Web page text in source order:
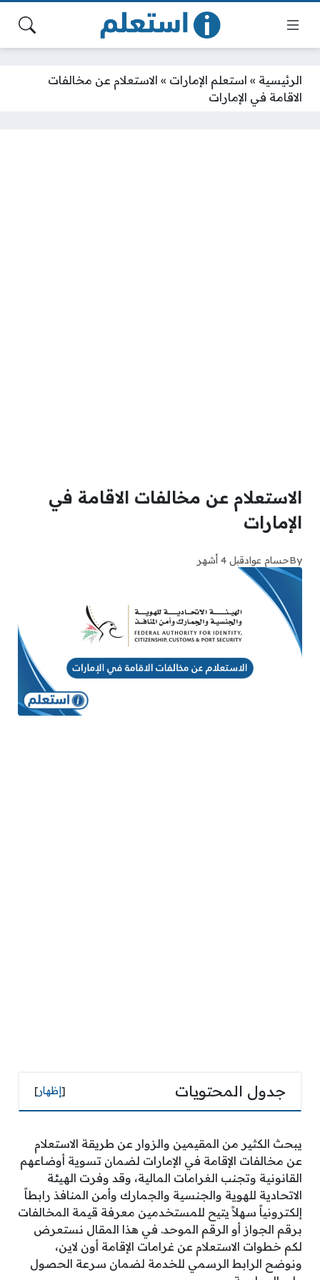
الرئيسية » استعلم الإمارات » الاستعلام عن مخالفات
الاقامة في الإمارات
الاستعلام عن مخالفات الاقامة في
الإمارات
Byحسام عوادقبل 4 أشهر
جدول المحتويات [إظهار]
يبحث الكثير من المقيمين والزوار عن طريقة الاستعلام
عن مخالفات الإقامة في الإمارات لضمان تسوية أوضاعهم
القانونية وتجنب الغرامات المالية، وقد وفرت الهيئة
الاتحادية للهوية والجنسية والجمارك وأمن المنافذ رابطاً
إلكترونياً سهلاً يتيح للمستخدمين معرفة قيمة المخالفات
برقم الجواز أو الرقم الموحد. في هذا المقال نستعرض
لكم خطوات الاستعلام عن غرامات الإقامة أون لاين،
ونوضح الرابط الرسمي للخدمة لضمان سرعة الحصول